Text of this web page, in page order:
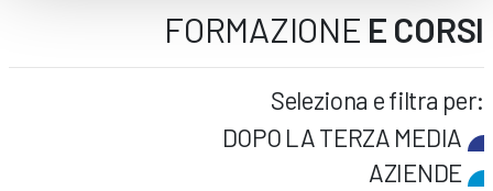
FORMAZIONE E CORSI
Seleziona e filtra per:
DOPO LA TERZA MEDIA
AZIENDE